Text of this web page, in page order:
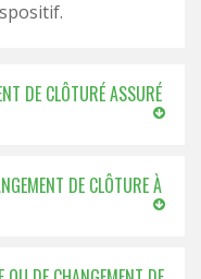
DE CLÔTURÉ ASSURÉ
DE CLÔTURE À